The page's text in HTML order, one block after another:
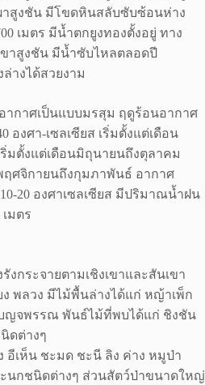
าสูงชัน มีโขดหินสลับซับซ้อนห่าง
เมตร มีน้ำตกยูงทองตั้งอยู่ ทาง
าสูงชัน มีน้ำซับไหลตลอดปี
างได้สวยงาม
กาศเป็นแบบมรสุม ฤดูร้อนอากาศ
งศา-เซลเซียส เริ่มตั้งแต่เดือน
ตั้งแต่เดือนมิถุนายนถึงตุลาคม
ฤศจิกายนถึงกุมภาพันธ์ อากาศ
20 องศาเซลเซียส มีปริมาณน้ำฝน
มตร
งกระจายตามเชิงเขาและสันเขา
ง พลวง มีไม้พื้นล่างได้แก่ หญ้าเพ็ก
บญจพรรณ พันธ์ไม้ที่พบได้แก่ ชิงชัน
ดต่างๆ
อีเห็น ชะมด ชะนี ลิง ค่าง หมูป่า
ะนกชนิดต่างๆ ส่วนสัตว์ป่าขนาดใหญ่